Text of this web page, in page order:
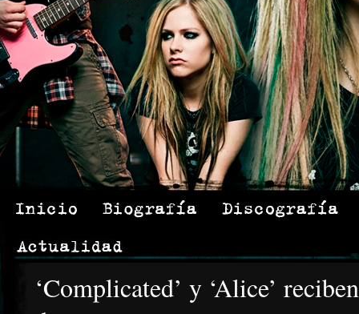
‘Complicated’ y ‘Alice’